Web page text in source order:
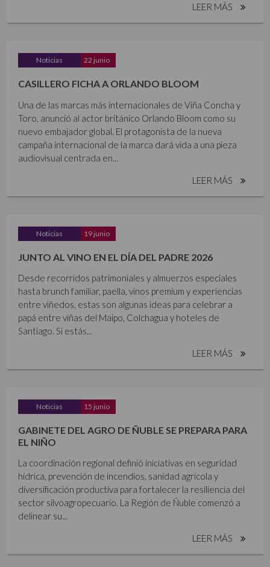
LEER MÁS
Noticias 22 junio
CASILLERO FICHA A ORLANDO BLOOM
Una de las marcas más internacionales de Viña Concha y
Toro, anunció al actor británico Orlando Bloom como su
nuevo embajador global. El protagonista de la nueva
campaña internacional de la marca dará vida a una pieza
audiovisual centrada en...
LEER MÁS
Noticias 19 junio
JUNTO AL VINO EN EL DÍA DEL PADRE 2026
Desde recorridos patrimoniales y almuerzos especiales
hasta brunch familiar, paella, vinos premium y experiencias
entre viñedos, estas son algunas ideas para celebrar a
papá entre viñas del Maipo, Colchagua y hoteles de
Santiago. Si estás...
LEER MÁS
Noticias 15 junio
GABINETE DEL AGRO DE ÑUBLE SE PREPARA PARA
EL NIÑO
La coordinación regional definió iniciativas en seguridad
hídrica, prevención de incendios, sanidad agrícola y
diversificación productiva para fortalecer la resiliencia del
sector silvoagropecuario. La Región de Ñuble comenzó a
delinear su...
LEER MÁS